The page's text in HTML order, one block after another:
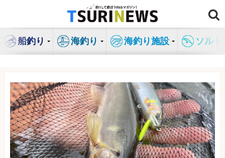
ン
船釣り 海釣り 海釣り施設 ソル